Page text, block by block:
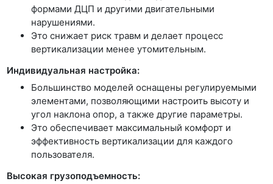
формами ДЦП и другими двигательными
нарушениями.
Это снижает риск травм и делает процесс
вертикализации менее утомительным.
Индивидуальная настройка:
Большинство моделей оснащены регулируемыми
элементами, позволяющими настроить высоту и
угол наклона опор, а также другие параметры.
Это обеспечивает максимальный комфорт и
эффективность вертикализации для каждого
пользователя.
Высокая грузоподъемность: